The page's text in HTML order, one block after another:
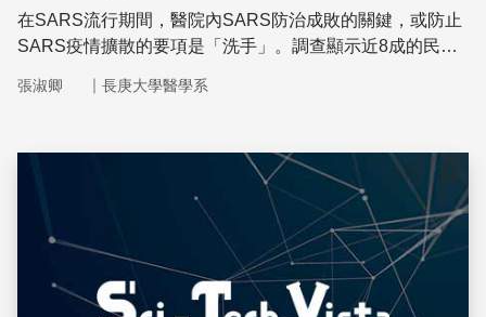
在SARS流行期間，醫院內SARS防治成敗的關鍵，或防止
SARS疫情擴散的要項是「洗手」。調查顯示近8成的民眾
張淑卿 ｜ 長庚大學醫學系
儲存